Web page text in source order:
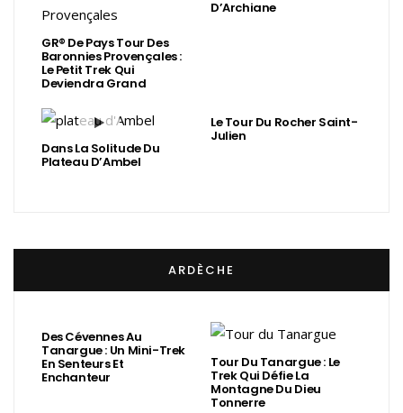
GR® De Pays Tour Des
Baronnies Provençales :
Le Petit Trek Qui
Deviendra Grand
D’Archiane
Dans La Solitude Du
Plateau D’Ambel
Le Tour Du Rocher Saint-
Julien
ARDÈCHE
Des Cévennes Au
Tanargue : Un Mini-Trek
En Senteurs Et
Enchanteur
Tour Du Tanargue : Le
Trek Qui Défie La
Montagne Du Dieu
Tonnerre